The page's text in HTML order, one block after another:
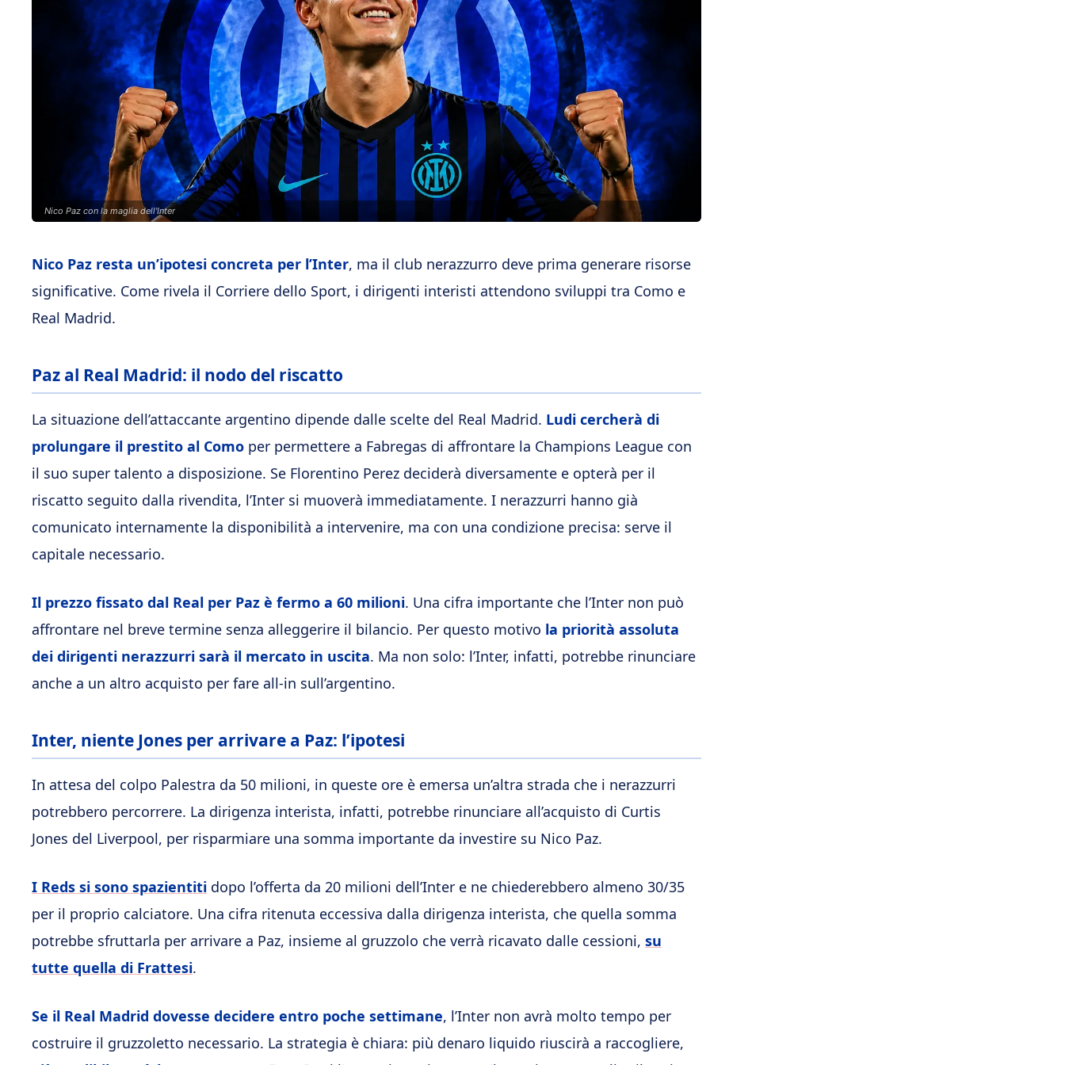
Nico Paz con la maglia dell'Inter
Nico Paz resta un’ipotesi concreta per l’Inter, ma il club nerazzurro deve prima generare risorse
significative. Come rivela il Corriere dello Sport, i dirigenti interisti attendono sviluppi tra Como e
Real Madrid.
Paz al Real Madrid: il nodo del riscatto
La situazione dell’attaccante argentino dipende dalle scelte del Real Madrid. Ludi cercherà di
prolungare il prestito al Como per permettere a Fabregas di affrontare la Champions League con
il suo super talento a disposizione. Se Florentino Perez deciderà diversamente e opterà per il
riscatto seguito dalla rivendita, l’Inter si muoverà immediatamente. I nerazzurri hanno già
comunicato internamente la disponibilità a intervenire, ma con una condizione precisa: serve il
capitale necessario.
Il prezzo fissato dal Real per Paz è fermo a 60 milioni. Una cifra importante che l’Inter non può
affrontare nel breve termine senza alleggerire il bilancio. Per questo motivo la priorità assoluta
dei dirigenti nerazzurri sarà il mercato in uscita. Ma non solo: l’Inter, infatti, potrebbe rinunciare
anche a un altro acquisto per fare all-in sull’argentino.
Inter, niente Jones per arrivare a Paz: l’ipotesi
In attesa del colpo Palestra da 50 milioni, in queste ore è emersa un’altra strada che i nerazzurri
potrebbero percorrere. La dirigenza interista, infatti, potrebbe rinunciare all’acquisto di Curtis
Jones del Liverpool, per risparmiare una somma importante da investire su Nico Paz.
I Reds si sono spazientiti dopo l’offerta da 20 milioni dell’Inter e ne chiederebbero almeno 30/35
per il proprio calciatore. Una cifra ritenuta eccessiva dalla dirigenza interista, che quella somma
potrebbe sfruttarla per arrivare a Paz, insieme al gruzzolo che verrà ricavato dalle cessioni, su
tutte quella di Frattesi.
Se il Real Madrid dovesse decidere entro poche settimane, l’Inter non avrà molto tempo per
costruire il gruzzoletto necessario. La strategia è chiara: più denaro liquido riuscirà a raccogliere,